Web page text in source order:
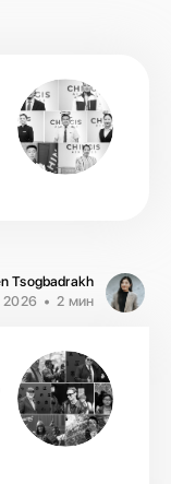
Tsogbadrakh
2026
2 мин